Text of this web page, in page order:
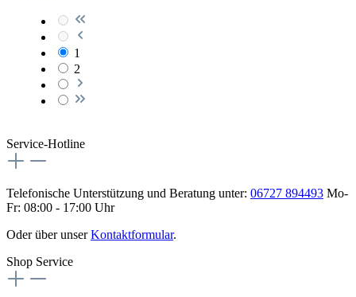
1
2
Service-Hotline
Telefonische Unterstützung und Beratung unter: 06727 894493 Mo-
Fr: 08:00 - 17:00 Uhr
Oder über unserKontaktformular.
Shop Service